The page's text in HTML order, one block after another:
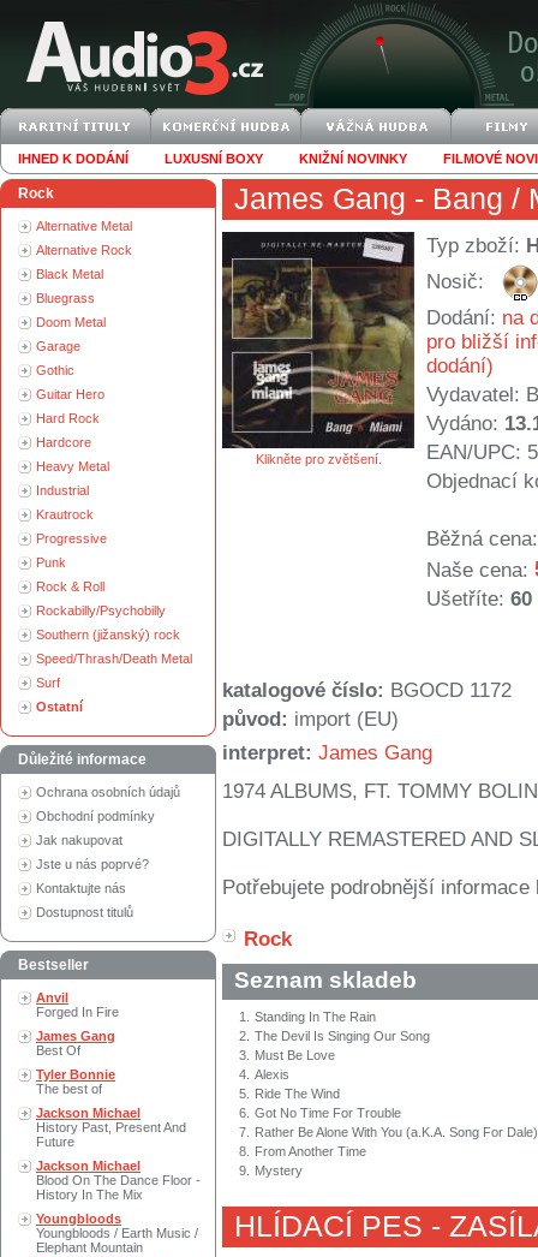
IHNED K DODÁNÍ LUXUSNÍ BOXY KNIŽNÍ NOVINKY FILMOVÉ
Rock
Alternative Metal
Alternative Rock
Black Metal
Bluegrass
Doom Metal
Garage
Gothic
Guitar Hero
Hard Rock
Hardcore
Heavy Metal
Industrial
Krautrock
Progressive
Punk
Rock & Roll
Rockabilly/Psychobilly
Southern (jižanský) rock
Speed/Thrash/Death Metal
Surf
Ostatní
Důležité informace
Ochrana osobních údajů
Obchodní podmínky
Jak nakupovat
Jste u nás poprvé?
Kontaktujte nás
Dostupnost titulů
Bestseller
Anvil
Forged In Fire
James Gang
Best Of
Tyler Bonnie
The best of
Jackson Michael
History Past, Present And
Future
Jackson Michael
Blood On The Dance Floor -
History In The Mix
Youngbloods
Youngbloods / Earth Music /
Elephant Mountain
James Gang - Bang /
Klikněte pro zvětšení.
Typ zboží:
Nosič:
Dodání: na
pro bližší
dodání)
Vydavatel:
Vydáno:
EAN/UPC:
Objednací
Běžná cena:
Naše cena:
Ušetříte: 60
katalogové číslo: BGOCD 1172
původ: import (EU)
interpret: James Gang
1974 ALBUMS, FT. TOMMY BOLIN
DIGITALLY REMASTERED AND
Potřebujete podrobnější
Rock
Seznam skladeb
1.
Standing In The Rain
2. The Devil Is Singing Our Song
3.
Must Be Love
4. Alexis
5.
Ride The Wind
6. Got No Time For Trouble
7.
Rather Be Alone With You (a.K.A. Song For Dale)
8.
From Another Time
9.
Mystery
HLÍDACÍ PES -